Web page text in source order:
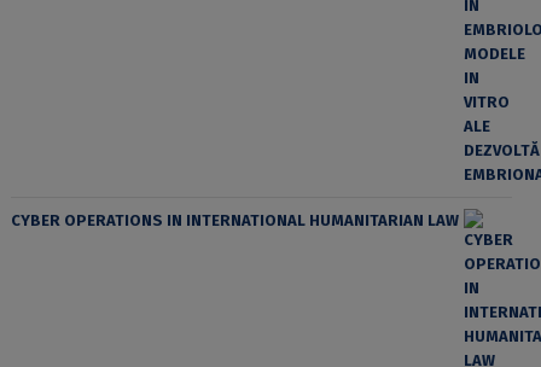
CYBER OPERATIONS IN INTERNATIONAL HUMANITARIAN LAW